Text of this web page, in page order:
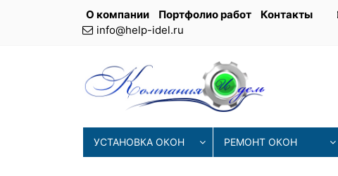
О компании Портфолио работ Контакты
info@help-idel.ru
УСТАНОВКА ОКОН РЕМОНТ ОКОН